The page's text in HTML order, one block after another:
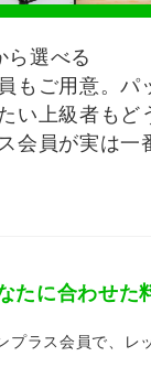
ら選べる
もご用意。パ
い上級者もど
会員が実は一
たに合わせた
プラス会員で、レ